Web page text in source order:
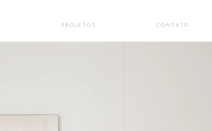
P R O J E T O S C O N T A T O